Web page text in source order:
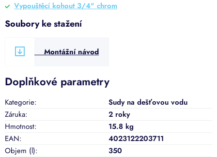
Vypouštěcí kohout 3/4" chrom
Soubory ke stažení
Montážní návod
Doplňkové parametry
Kategorie:
Sudy na dešťovou vodu
Záruka:
2 roky
Hmotnost:
15.8 kg
EAN:
4023122203711
Objem (l):
350